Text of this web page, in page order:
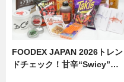
FOODEX JAPAN 2026トレン
ドチェック！甘辛“Swicy”…